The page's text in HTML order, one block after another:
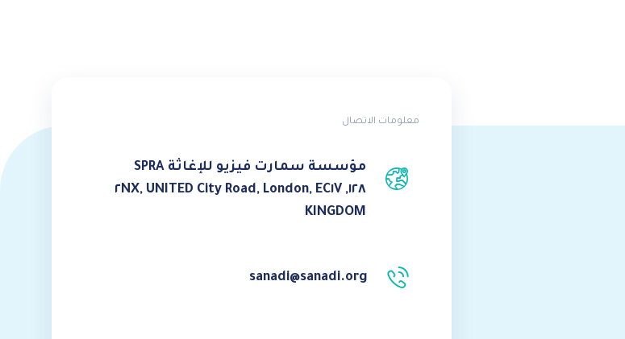
معلومات الاتصال
مؤسسة سمارت فيزيو للإغاثة SPRA
١٢٨, City Road, London, EC١V ٢NX, UNITED
KINGDOM
sanadi@sanadi.org